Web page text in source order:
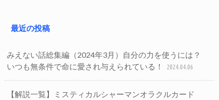
最近の投稿
みえない話総集編（2024年3月）自分の力を使うには？
いつも無条件で命に愛され与えられている！
2024.04.06
【解説一覧】ミスティカルシャーマンオラクルカード